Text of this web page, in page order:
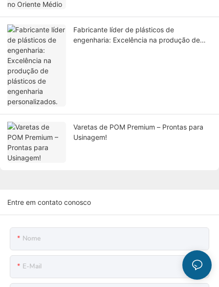
Fabricante líder de plásticos de
engenharia: Excelência na produção de
Varetas de POM Premium – Prontas para
Usinagem!
Entre em contato conosco
Nome
E-Mail